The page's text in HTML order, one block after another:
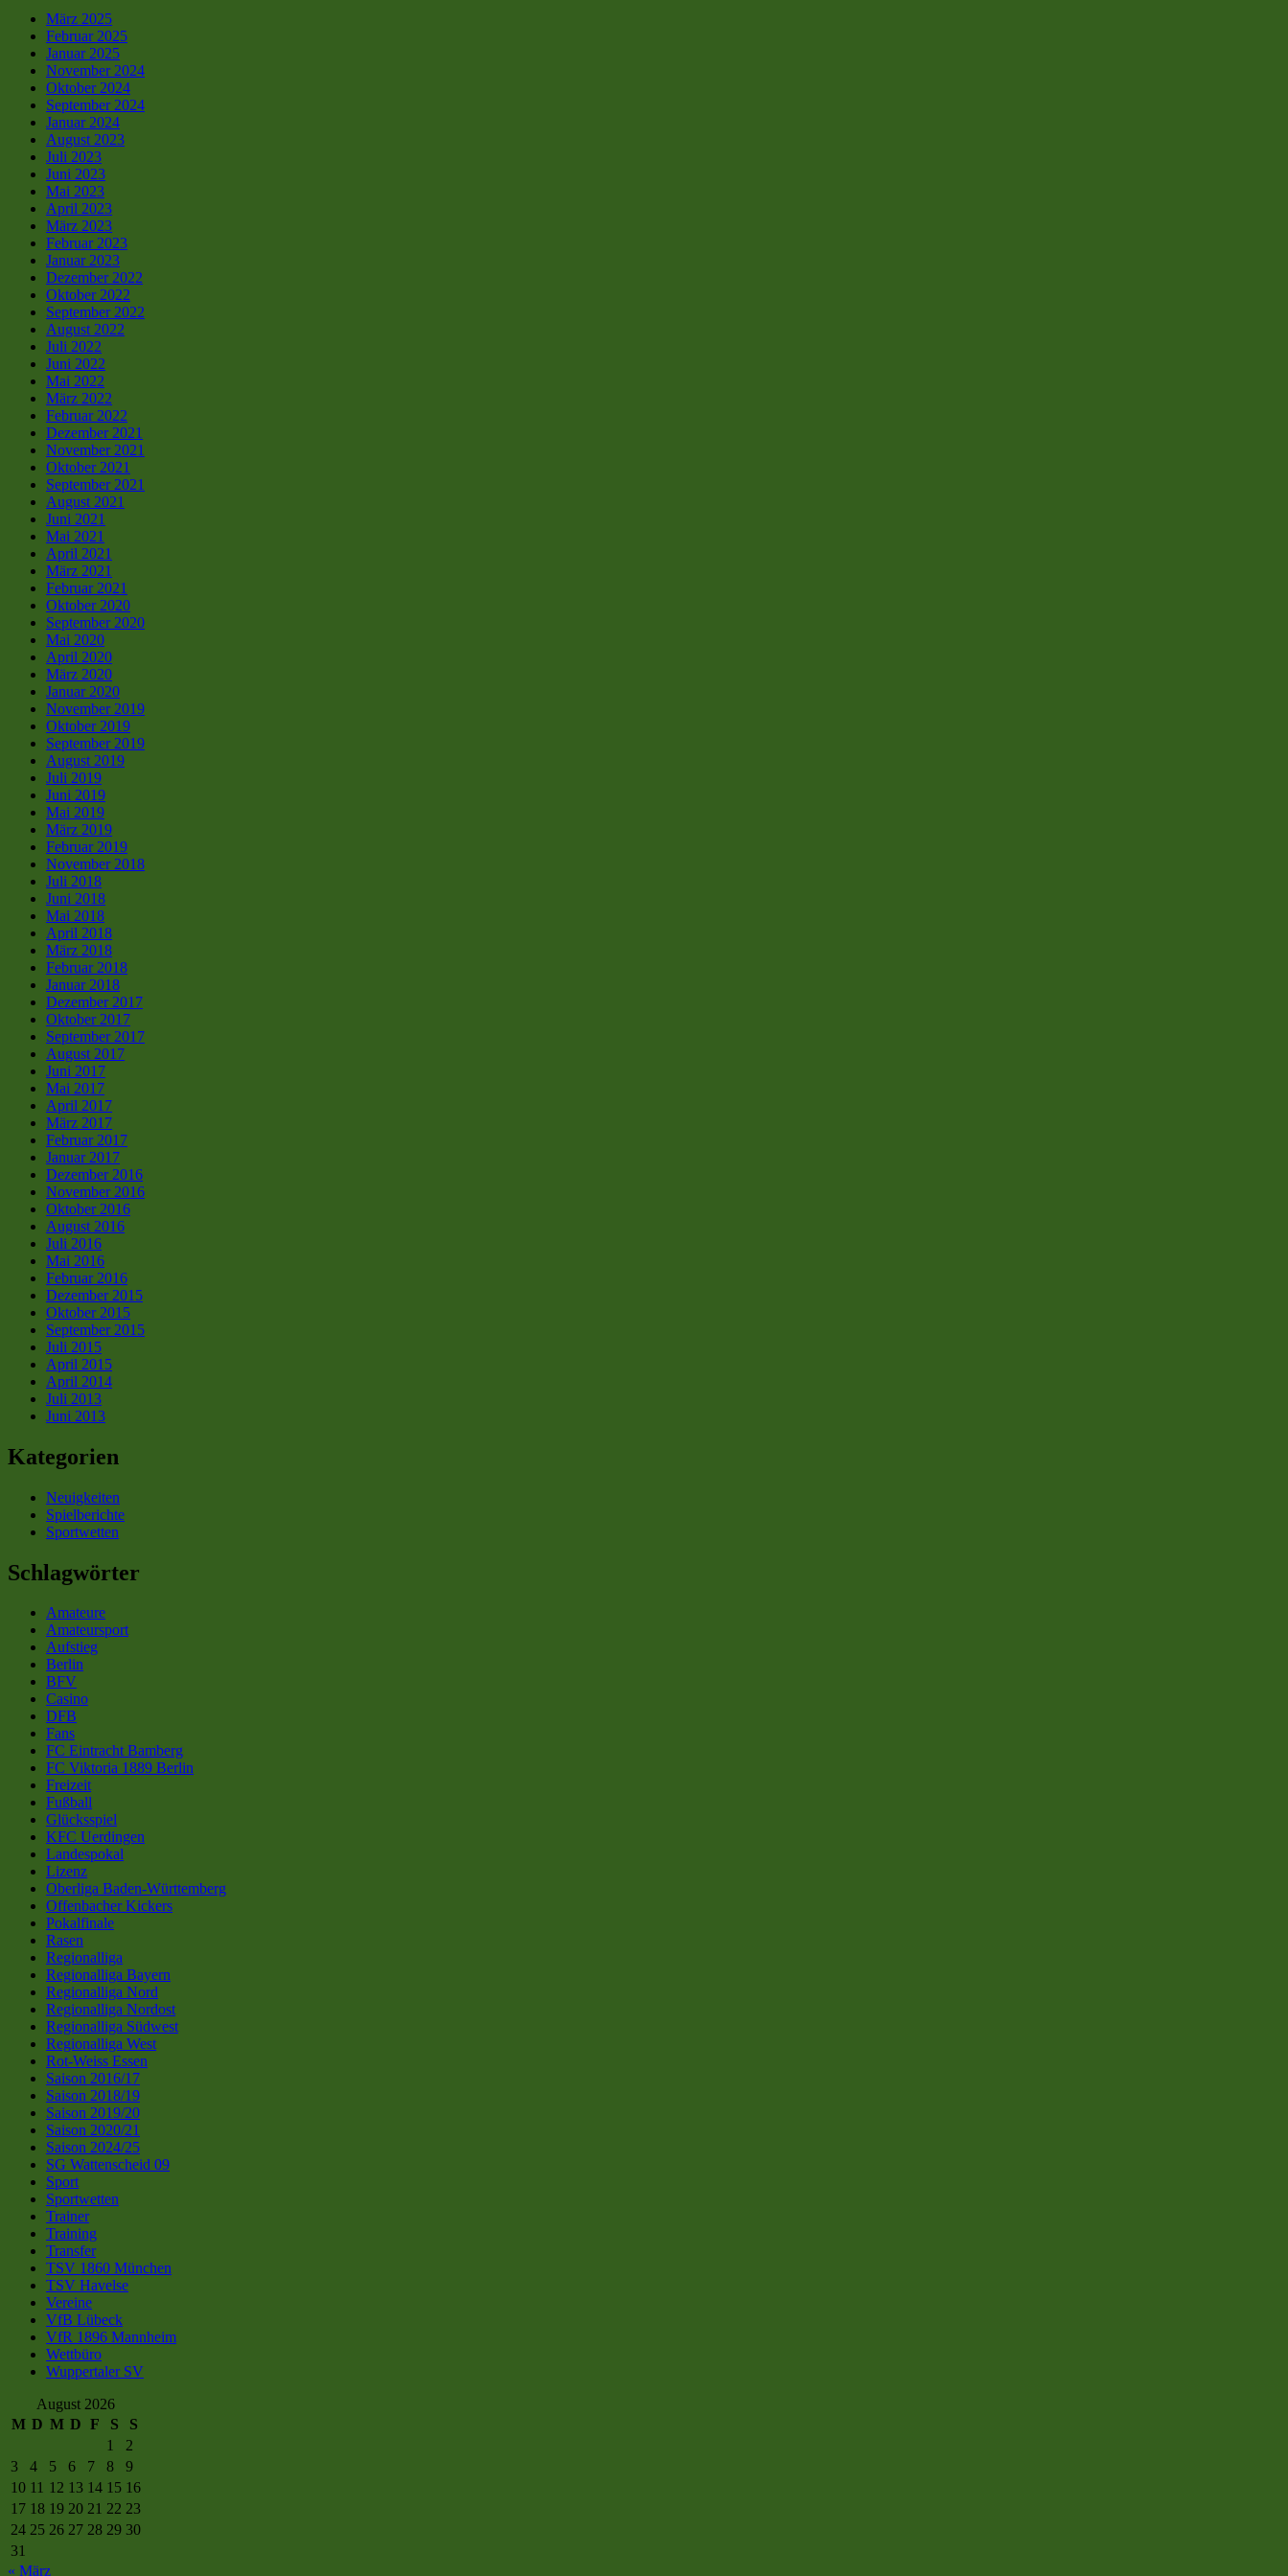
März 2025
Februar 2025
Januar 2025
November 2024
Oktober 2024
September 2024
Januar 2024
August 2023
Juli 2023
Juni 2023
Mai 2023
April 2023
März 2023
Februar 2023
Januar 2023
Dezember 2022
Oktober 2022
September 2022
August 2022
Juli 2022
Juni 2022
Mai 2022
März 2022
Februar 2022
Dezember 2021
November 2021
Oktober 2021
September 2021
August 2021
Juni 2021
Mai 2021
April 2021
März 2021
Februar 2021
Oktober 2020
September 2020
Mai 2020
April 2020
März 2020
Januar 2020
November 2019
Oktober 2019
September 2019
August 2019
Juli 2019
Juni 2019
Mai 2019
März 2019
Februar 2019
November 2018
Juli 2018
Juni 2018
Mai 2018
April 2018
März 2018
Februar 2018
Januar 2018
Dezember 2017
Oktober 2017
September 2017
August 2017
Juni 2017
Mai 2017
April 2017
März 2017
Februar 2017
Januar 2017
Dezember 2016
November 2016
Oktober 2016
August 2016
Juli 2016
Mai 2016
Februar 2016
Dezember 2015
Oktober 2015
September 2015
Juli 2015
April 2015
April 2014
Juli 2013
Juni 2013
Kategorien
Neuigkeiten
Spielberichte
Sportwetten
Schlagwörter
Amateure
Amateursport
Aufstieg
Berlin
BFV
Casino
DFB
Fans
FC Eintracht Bamberg
FC Viktoria 1889 Berlin
Freizeit
Fußball
Glücksspiel
KFC Uerdingen
Landespokal
Lizenz
Oberliga Baden-Württemberg
Offenbacher Kickers
Pokalfinale
Rasen
Regionalliga
Regionalliga Bayern
Regionalliga Nord
Regionalliga Nordost
Regionalliga Südwest
Regionalliga West
Rot-Weiss Essen
Saison 2016/17
Saison 2018/19
Saison 2019/20
Saison 2020/21
Saison 2024/25
SG Wattenscheid 09
Sport
Sportwetten
Trainer
Training
Transfer
TSV 1860 München
TSV Havelse
Vereine
VfB Lübeck
VfR 1896 Mannheim
Wettbüro
Wuppertaler SV
August 2026
M D M D F S
S
1
2
3
4 5 6 7 8
9
10 11 12 13 14 15 16
17 18 19 20 21 22 23
24 25 26 27 28 29 30
31
« März